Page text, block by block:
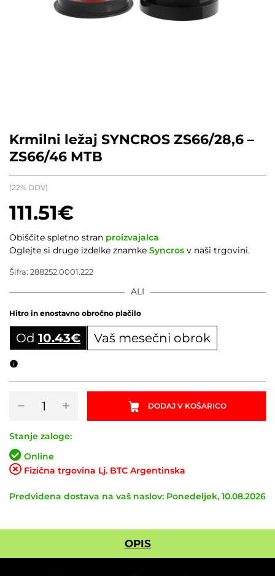
Krmilni ležaj SYNCROS ZS66/28,6 –
ZS66/46 MTB
111.51€
(22% DDV)
ALI
Hitro in enostavno obročno plačilo
Od 10.43€ Vaš mesečni obrok
−
ležaj
ZS66/28,6
-
ZS66/46
MTB
+ DODAJ V KOŠARICO
Obiščite spletno stran proizvajalca
Oglejte si druge izdelke znamke Syncros v naši trgovini.
Šifra: 288252.0001.222
Stanje zaloge:
Online
Fizična trgovina Lj. BTC Argentinska
Predvidena dostava na vaš naslov: Ponedeljek, 10.08.2026
OPIS